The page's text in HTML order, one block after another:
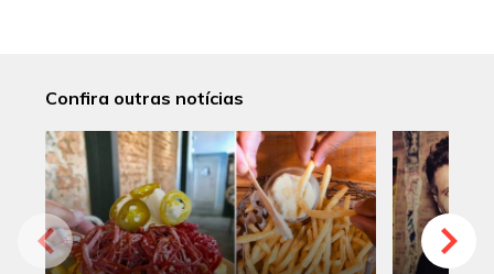
Confira outras notícias